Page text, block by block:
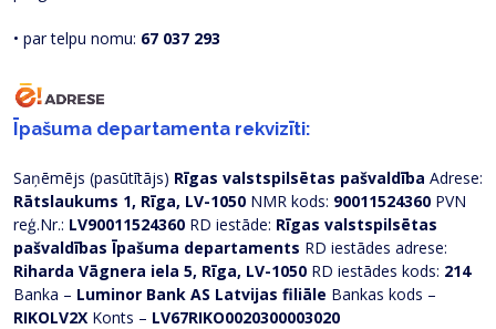
• par telpu nomu: 67 037 293
Īpašuma departamenta rekvizīti:
Saņēmējs (pasūtītājs) Rīgas valstspilsētas pašvaldība Adrese:
Rātslaukums 1, Rīga, LV-1050 NMR kods: 90011524360 PVN
reģ.Nr.: LV90011524360 RD iestāde: Rīgas valstspilsētas
pašvaldības Īpašuma departaments RD iestādes adrese:
Riharda Vāgnera iela 5, Rīga, LV-1050 RD iestādes kods: 214
Banka – Luminor Bank AS Latvijas filiāle Bankas kods –
RIKOLV2X Konts – LV67RIKO0020300003020